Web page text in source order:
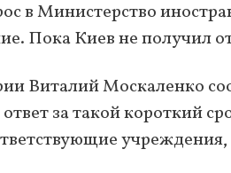
в Министерство
Пока Киев не получил
Виталий Москаленко
за такой короткий